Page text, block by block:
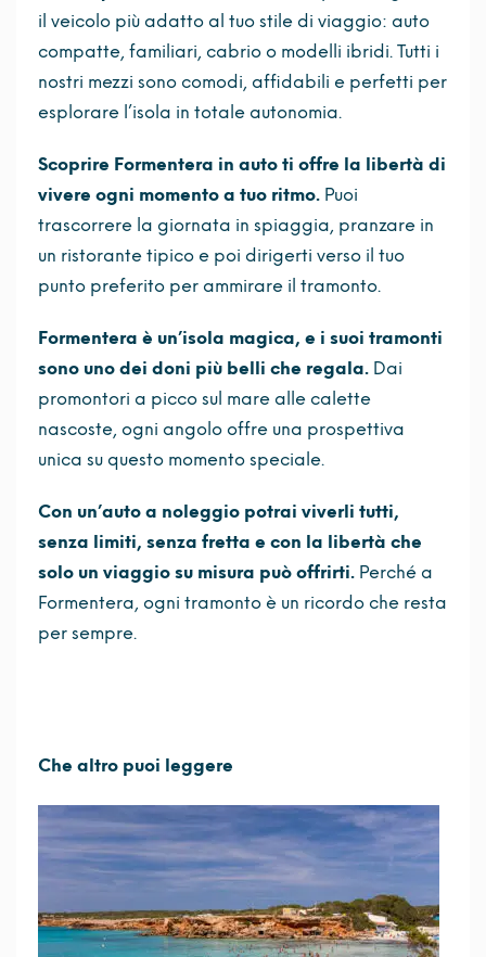
il veicolo più adatto al tuo stile di viaggio: auto
compatte, familiari, cabrio o modelli ibridi. Tutti i
nostri mezzi sono comodi, affidabili e perfetti per
esplorare l’isola in totale autonomia.
Scoprire Formentera in auto ti offre la libertà di
vivere ogni momento a tuo ritmo. Puoi
trascorrere la giornata in spiaggia, pranzare in
un ristorante tipico e poi dirigerti verso il tuo
punto preferito per ammirare il tramonto.
Formentera è un’isola magica, e i suoi tramonti
sono uno dei doni più belli che regala. Dai
promontori a picco sul mare alle calette
nascoste, ogni angolo offre una prospettiva
unica su questo momento speciale.
Con un’auto a noleggio potrai viverli tutti,
senza limiti, senza fretta e con la libertà che
solo un viaggio su misura può offrirti. Perché a
Formentera, ogni tramonto è un ricordo che resta
per sempre.
Che altro puoi leggere